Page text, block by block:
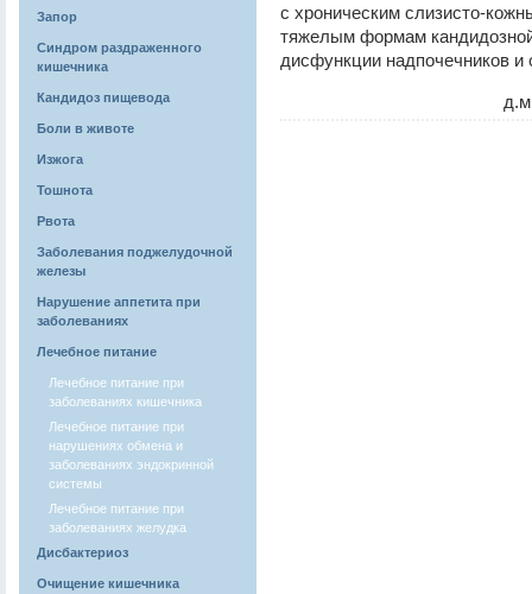
Запор
Синдром раздраженного
кишечника
Кандидоз пищевода
Боли в животе
Изжога
Тошнота
Рвота
Заболевания поджелудочной
железы
Нарушение аппетита при
заболеваниях
Лечебное питание
Лечебное питание при
заболеваниях кишечника
Лечебное питание при
нарушениях обмена и
заболеваниях эндокринной
системы
Лечебное питание при
заболеваниях желудка
Дисбактериоз
Очищение кишечника
с хроническим слизисто-
тяжелым формам
дисфункции надпочечников